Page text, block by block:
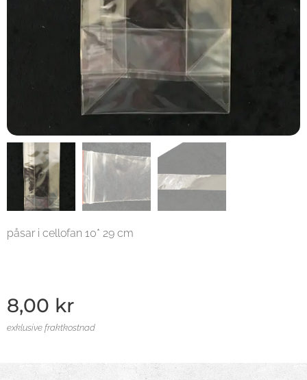
påsar i cellofan 10* 29 cm
8,00 kr
exklusive fraktkostnad